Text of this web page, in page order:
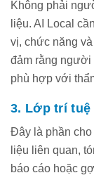
Không phải
liệu. AI Local
vị, chức năng
đảm rằng người
phù hợp với
3. Lớp trí tuệ
Đây là phần cho
liệu liên quan,
báo cáo hoặc